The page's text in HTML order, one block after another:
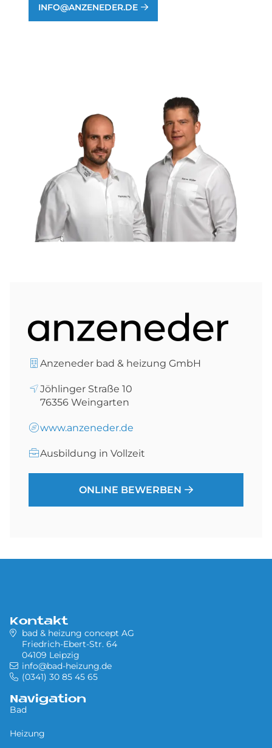
INFO@ANZENEDER.DE
Anzeneder bad & heizung GmbH
Jöhlinger Straße 10
76356 Weingarten
www.anzeneder.de
Ausbildung in Vollzeit
ONLINE BEWERBEN
Kontakt
bad & heizung concept AG
Friedrich-Ebert-Str. 64
04109 Leipzig
info@bad-heizung.de
(0341) 30 85 45 65
Navigation
Bad
Heizung